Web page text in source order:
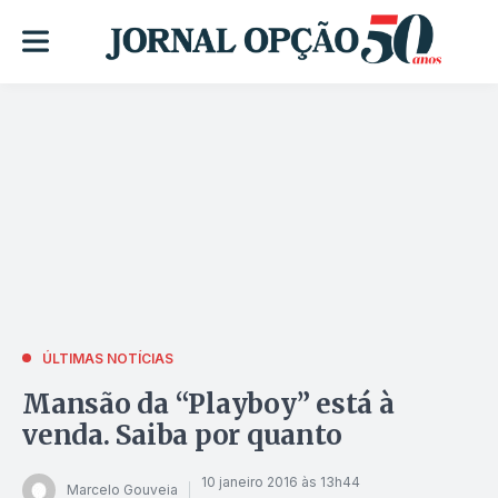
ÚLTIMAS NOTÍCIAS
Mansão da “Playboy” está à
venda. Saiba por quanto
Marcelo Gouveia 10 janeiro 2016 às 13h44